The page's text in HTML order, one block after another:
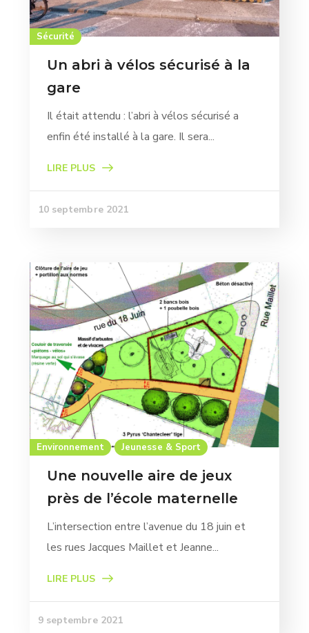
Sécurité
Un abri à vélos sécurisé à la
gare
Il était attendu : l’abri à vélos sécurisé a
enfin été installé à la gare. Il sera...
LIRE PLUS
10 septembre 2021
Environnement Jeunesse & Sport
Une nouvelle aire de jeux
près de l’école maternelle
L’intersection entre l’avenue du 18 juin et
les rues Jacques Maillet et Jeanne...
LIRE PLUS
9 septembre 2021